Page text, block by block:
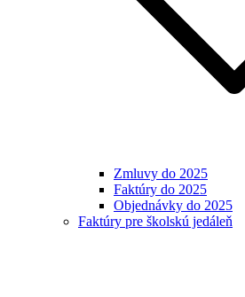
Zmluvy do 2025
Faktúry do 2025
Objednávky do 2025
Faktúry pre školskú jedáleň